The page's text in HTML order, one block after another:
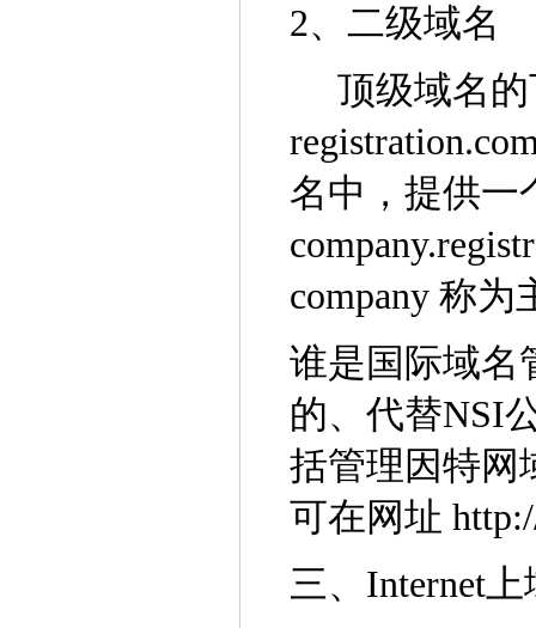
2、二级域名
顶级域名的
名中，提供一
company 称
谁是国际域
的、代替NSI
括管理因特网
可在网址
三、Internet